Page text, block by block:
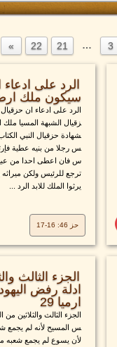
3
…
21
22
الرد على
سيكون ملك ارضي
الرد على ادعاء ان
زقيال الشبهة المسيا ملك
شهادة حزقيال النبي
س رجلا من بنيه عطية
س فان اعطى احدا من
ترجع للرئيس ولكن ميراثه
يرثوا الملك للابد الرد ...
حز 46: 16-17
الجزء الثالث
ادلة رفض
ارميا 29
الجزء الثالث والثلاثين
س المسيح لأنه لم يجمع
لأن يسوع لم يجمع شعبه